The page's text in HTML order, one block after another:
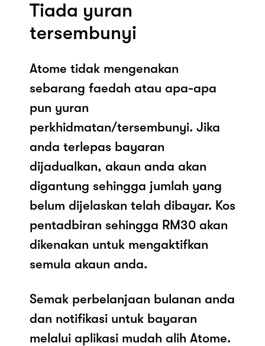
Tiada yuran
tersembunyi
Atome tidak mengenakan
sebarang faedah atau apa-apa
pun yuran
perkhidmatan/tersembunyi. Jika
anda terlepas bayaran
dijadualkan, akaun anda akan
digantung sehingga jumlah yang
belum dijelaskan telah dibayar. Kos
pentadbiran sehingga RM30 akan
dikenakan untuk mengaktifkan
semula akaun anda.
Semak perbelanjaan bulanan anda
dan notifikasi untuk bayaran
melalui aplikasi mudah alih Atome.